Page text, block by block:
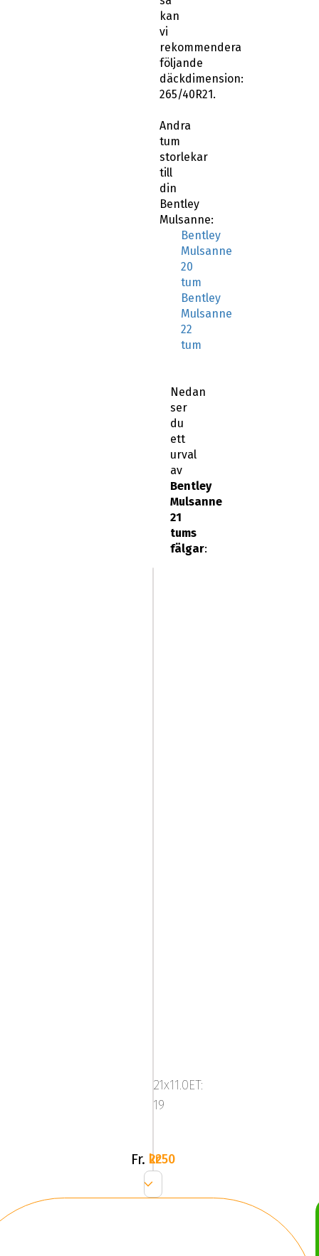
kan
vi
rekommendera
följande
däckdimension:
265/40R21.
Andra
tum
storlekar
till
din
Bentley
Mulsanne:
Bentley
Mulsanne
20
tum
Bentley
Mulsanne
22
tum
Nedan
ser
du
ett
urval
av
Bentley
Mulsanne
21
tums
fälgar:
Black
/
21x11.0ET:
19
Fr. 2250 kr